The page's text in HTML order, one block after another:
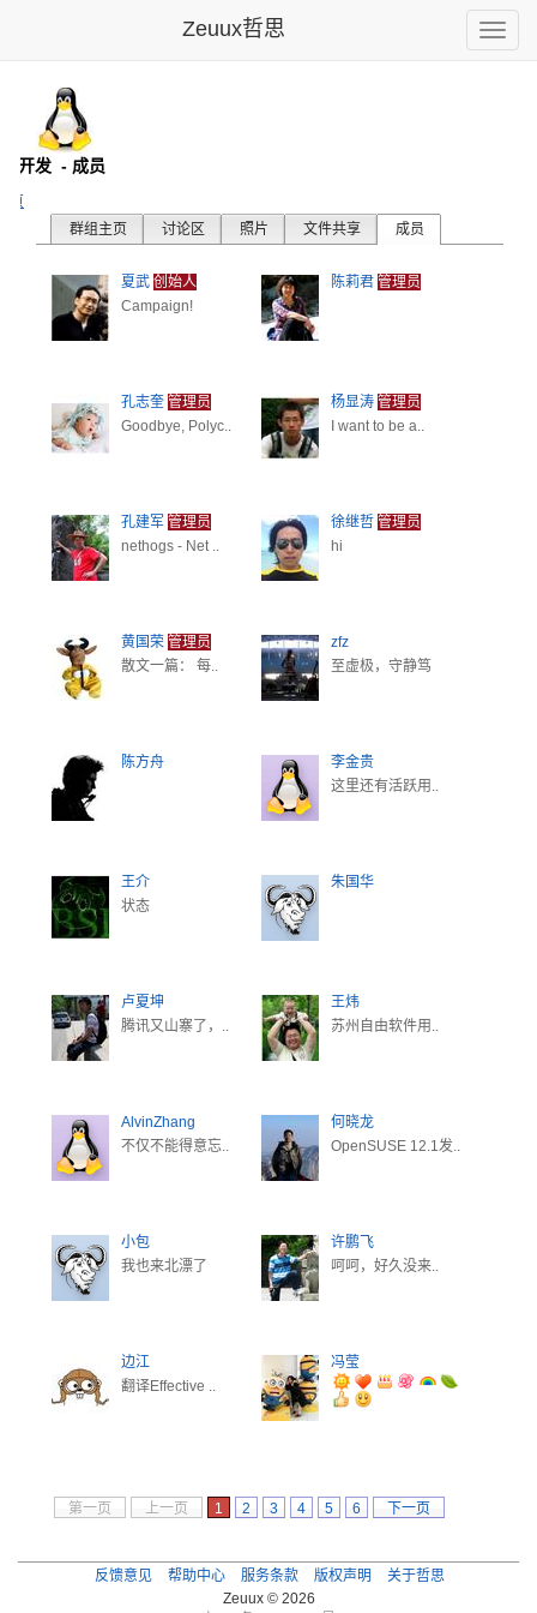
Toggle
Zeuux哲思
开发 - 成员
页
群组主页
讨论区 照片 文件共享 成员
夏武 创始人
Campaign!
陈莉君 管理员
孔志奎 管理员
Goodbye, Polyc..
杨显涛 管理员
I want to be a..
孔建军 管理员
nethogs - Net ..
徐继哲 管理员
hi
黄国荣 管理员
散文一篇： 每..
zfz
至虚极，守静笃
陈方舟
李金贵
这里还有活跃用..
王介
状态
朱国华
卢夏坤
腾讯又山寨了，..
王炜
苏州自由软件用..
AlvinZhang
不仅不能得意忘..
何晓龙
OpenSUSE 12.1发..
小包
我也来北漂了
许鹏飞
呵呵，好久没来..
边江
翻译Effective ..
冯莹
第一页 上一页 1 2 3 4 5 6
下一页
反馈意见 帮助中心 服务条款 版权声明
关于哲思
Zeuux © 2026